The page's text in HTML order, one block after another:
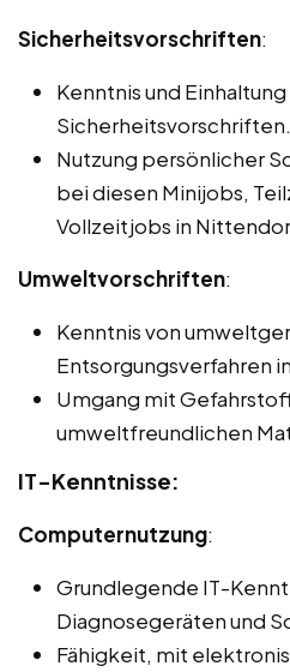
Sicherheitsvorschriften:
Kenntnis und
Sicherheitsvorschriften.
Nutzung persönlicher
bei diesen Minijobs,
Vollzeitjobs in
Umweltvorschriften:
Kenntnis von
Entsorgungsverfahren
Umgang mit
umweltfreundlichen
IT-Kenntnisse:
Computernutzung:
Grundlegende IT-
Diagnosegeräten und
Fähigkeit, mit